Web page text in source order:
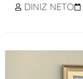
DINIZ NETO